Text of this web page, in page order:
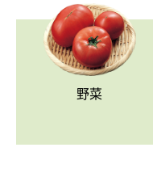
野菜